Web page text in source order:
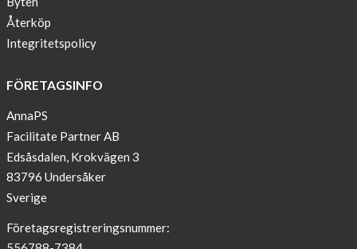
Report
from
congress
in
OFFER
!
–
T-
shirt
Återköp
Integritetspolicy
FÖRETAGSINFO
AnnaPS
Facilitate Partner AB
Edsåsdalen, Krokvägen 3
83796 Undersåker
Sverige
Företagsregistreringsnummer: